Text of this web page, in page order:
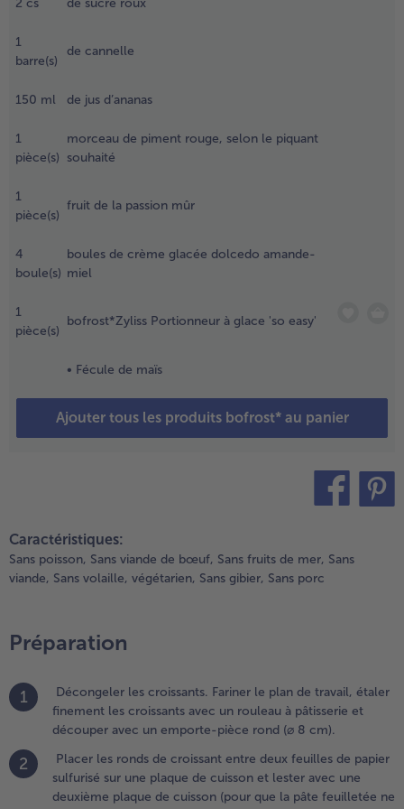
1
barre(s)
de cannelle
150 ml de jus d’ananas
1
pièce(s)
morceau de piment rouge, selon le piquant
souhaité
1
pièce(s)
fruit de la passion mûr
4
boule(s)
boules de crème glacée dolcedo amande-
miel
1
pièce(s)
bofrost*Zyliss Portionneur à glace 'so easy'
• Fécule de maïs
Ajouter tous les produits bofrost* au panier
un
à
rond
de
de
lester
ne
pas
la
pendant
13
ce
la pâte
Caractéristiques:
Sans poisson, Sans viande de bœuf, Sans fruits de mer, Sans
viande, Sans volaille, végétarien, Sans gibier, Sans porc
Préparation
1
Décongeler les croissants. Fariner le plan de travail, étaler
finement les croissants avec un rouleau à pâtisserie et
découper avec un emporte-pièce rond (⌀ 8 cm).
2
Placer les ronds de croissant entre deux feuilles de papier
sulfurisé sur une plaque de cuisson et lester avec une
deuxième plaque de cuisson (pour que la pâte feuilletée ne